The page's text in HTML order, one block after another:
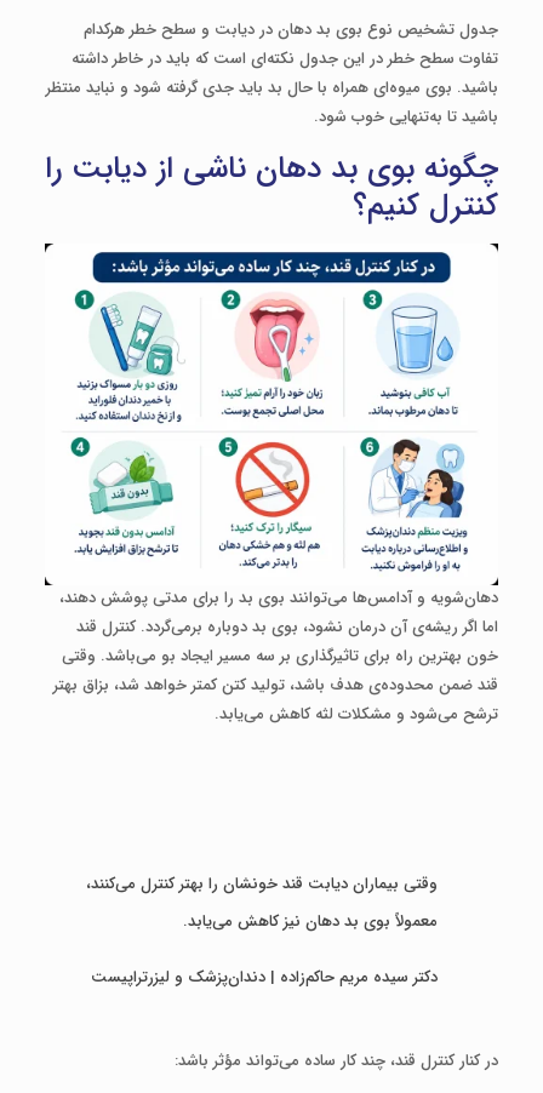
جدول تشخیص نوع بوی بد دهان در دیابت و سطح خطر هرکدام
تفاوت سطح خطر در این جدول نکته‌ای است که باید در خاطر داشته
باشید. بوی میوه‌ای همراه با حال بد باید جدی گرفته شود و نباید منتظر
باشید تا به‌تنهایی خوب شود.
چگونه بوی بد دهان ناشی از دیابت را
کنترل کنیم؟
دهان‌شویه و آدامس‌ها می‌توانند بوی بد را برای مدتی پوشش دهند،
اما اگر ریشه‌ی آن درمان نشود، بوی بد دوباره برمی‌گردد. کنترل قند
خون بهترین راه برای تاثیرگذاری بر سه مسیر ایجاد بو می‌باشد. وقتی
قند ضمن محدوده‌ی هدف باشد، تولید کتن کمتر خواهد شد، بزاق بهتر
ترشح می‌شود و مشکلات لثه کاهش می‌یابد.
وقتی بیماران دیابت قند خونشان را بهتر کنترل می‌کنند،
معمولاً بوی بد دهان نیز کاهش می‌یابد.
دکتر سیده مریم حاکم‌زاده | دندان‌پزشک و لیزرتراپیست
در کنار کنترل قند، چند کار ساده می‌تواند مؤثر باشد: